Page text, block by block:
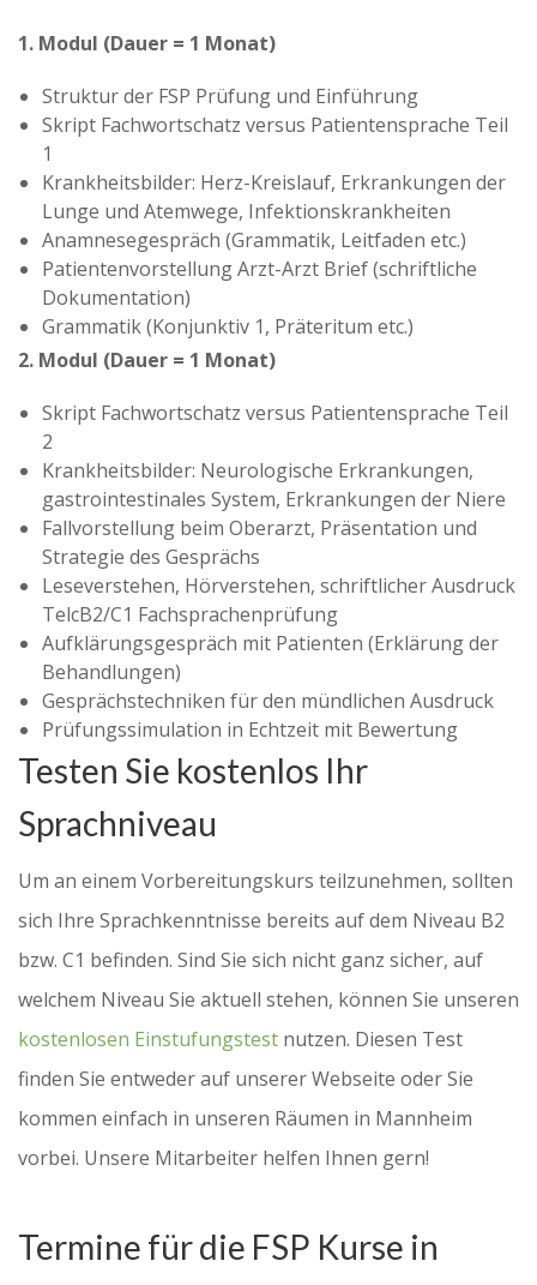
1. Modul (Dauer = 1 Monat)
Struktur der FSP Prüfung und Einführung
Skript Fachwortschatz versus Patientensprache Teil
1
Krankheitsbilder: Herz-Kreislauf, Erkrankungen der
Lunge und Atemwege, Infektionskrankheiten
Anamnesegespräch (Grammatik, Leitfaden etc.)
Patientenvorstellung Arzt-Arzt Brief (schriftliche
Dokumentation)
Grammatik (Konjunktiv 1, Präteritum etc.)
2. Modul (Dauer = 1 Monat)
Skript Fachwortschatz versus Patientensprache Teil
2
Krankheitsbilder: Neurologische Erkrankungen,
gastrointestinales System, Erkrankungen der Niere
Fallvorstellung beim Oberarzt, Präsentation und
Strategie des Gesprächs
Leseverstehen, Hörverstehen, schriftlicher Ausdruck
TelcB2/C1 Fachsprachenprüfung
Aufklärungsgespräch mit Patienten (Erklärung der
Behandlungen)
Gesprächstechniken für den mündlichen Ausdruck
Prüfungssimulation in Echtzeit mit Bewertung
Testen Sie kostenlos Ihr
Sprachniveau
Um an einem Vorbereitungskurs teilzunehmen, sollten
sich Ihre Sprachkenntnisse bereits auf dem Niveau B2
bzw. C1 befinden. Sind Sie sich nicht ganz sicher, auf
welchem Niveau Sie aktuell stehen, können Sie unseren
kostenlosen Einstufungstest nutzen. Diesen Test
finden Sie entweder auf unserer Webseite oder Sie
kommen einfach in unseren Räumen in Mannheim
vorbei. Unsere Mitarbeiter helfen Ihnen gern!
Termine für die FSP Kurse in